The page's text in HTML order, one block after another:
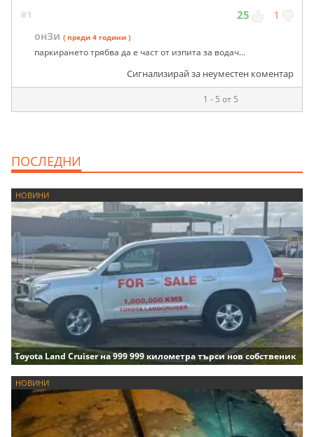
#1 25 1
онЗи ( преди 4 години )
паркирането трябва да е част от изпита за водач...
Сигнализирай за неуместен коментар
1 - 5 от 5
ПОСЛЕДНИ
НОВИНИ
Toyota Land Cruiser на 999 999 километра търси нов собственик
НОВИНИ